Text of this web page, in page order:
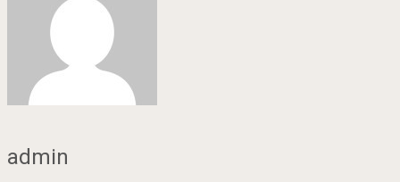
admin